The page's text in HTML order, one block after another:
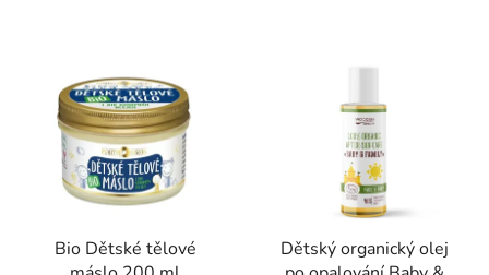
Bio Dětské tělové
Dětský organický olej